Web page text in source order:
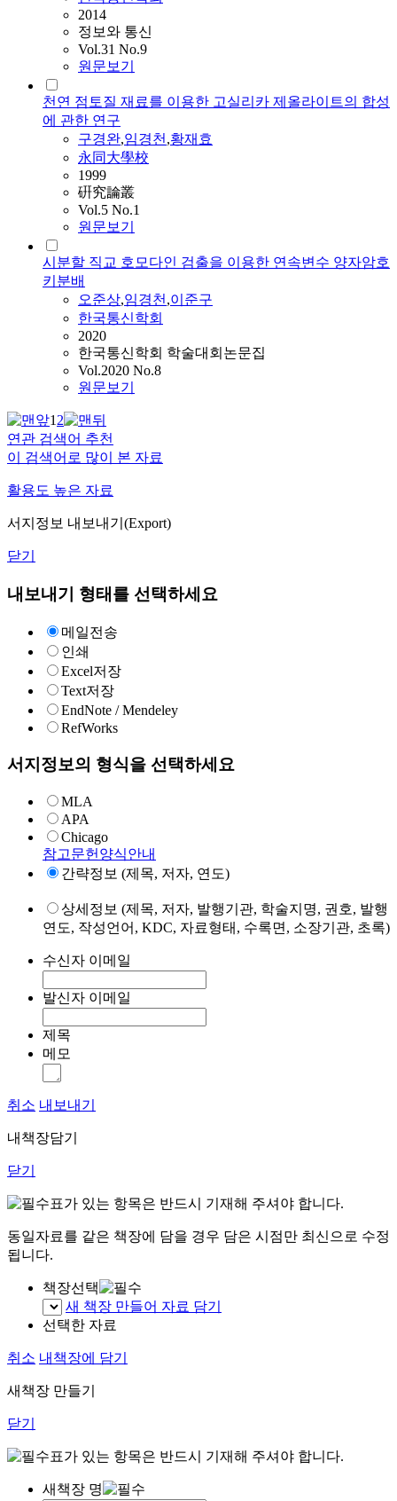
2014
정보와 통신
Vol.31 No.9
원문보기
천연 점토질 재료를 이용한 고실리카 제올라이트의 합성
에 관한 연구
구경완,임경천,황재효
永同大學校
1999
硏究論叢
Vol.5 No.1
원문보기
시분할 직교 호모다인 검출을 이용한 연속변수 양자암호
키분배
오준상,임경천,이준구
한국통신학회
2020
한국통신학회 학술대회논문집
Vol.2020 No.8
원문보기
12
연관 검색어 추천
이 검색어로 많이 본 자료
활용도 높은 자료
서지정보 내보내기(Export)
닫기
내보내기 형태를 선택하세요
메일전송
인쇄
Excel저장
Text저장
EndNote / Mendeley
RefWorks
서지정보의 형식을 선택하세요
MLA
APA
Chicago
참고문헌양식안내
간략정보 (제목, 저자, 연도)
상세정보 (제목, 저자, 발행기관, 학술지명, 권호, 발행
연도, 작성언어, KDC, 자료형태, 수록면, 소장기관, 초록)
수신자 이메일
발신자 이메일
제목
메모
취소 내보내기
내책장담기
닫기
표가 있는 항목은 반드시 기재해 주셔야 합니다.
동일자료를 같은 책장에 담을 경우 담은 시점만 최신으로 수정
됩니다.
책장선택
새 책장 만들어 자료 담기
선택한 자료
취소 내책장에 담기
새책장 만들기
닫기
표가 있는 항목은 반드시 기재해 주셔야 합니다.
새책장 명